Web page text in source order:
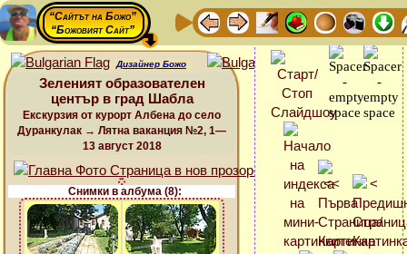
“Сайтът на Божо”
“Божовият Сайт”
Дизайнер Божо
Зеленият образователен
център в град Шабла
Екскурзия от курорт Албена до село
Дуранкулак → Лятна ваканция №2, 1—
13 август 2018
Снимки в албума (8):